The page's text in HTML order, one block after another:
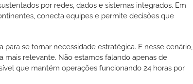
por redes, dados e sistemas integrados. Em
conecta equipes e permite decisões que
se tornar necessidade estratégica. E nesse cenário,
relevante. Não estamos falando apenas de
que mantém operações funcionando 24 horas por